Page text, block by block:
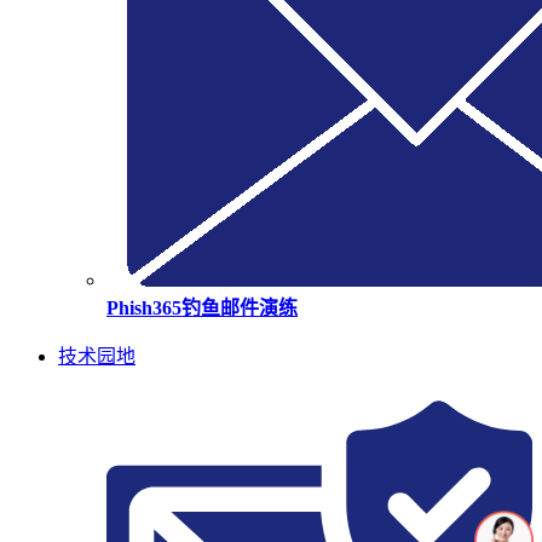
Phish365钓鱼邮件演练
技术园地